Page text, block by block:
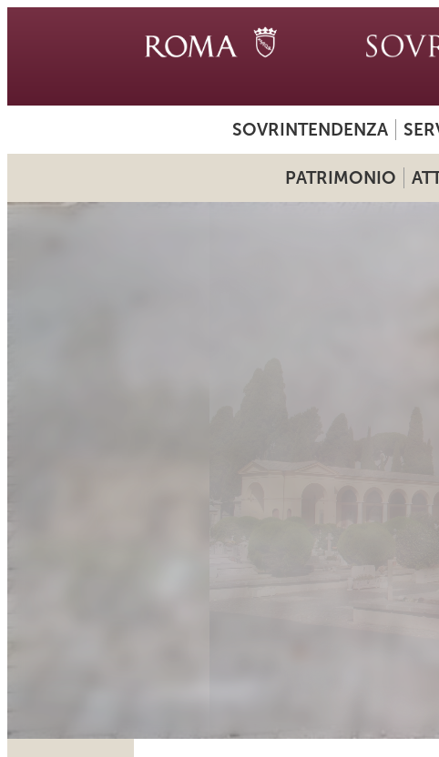
SOVRINTENDENZA
PATRIMONIO